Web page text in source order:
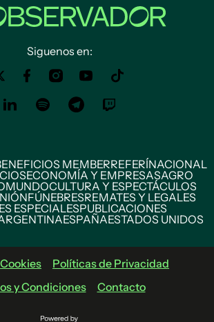
Siguenos en:
MEMBERREFERÍNACIONAL
ECONOMÍA Y EMPRESASAGRO
MUNDOCULTURA Y ESPECTÁCULOS
FÚNEBRESREMATES Y LEGALES
ESPECIALESPUBLICACIONES
ESPAÑAESTADOS UNIDOS
Políticas de Privacidad
y Condiciones
Contacto